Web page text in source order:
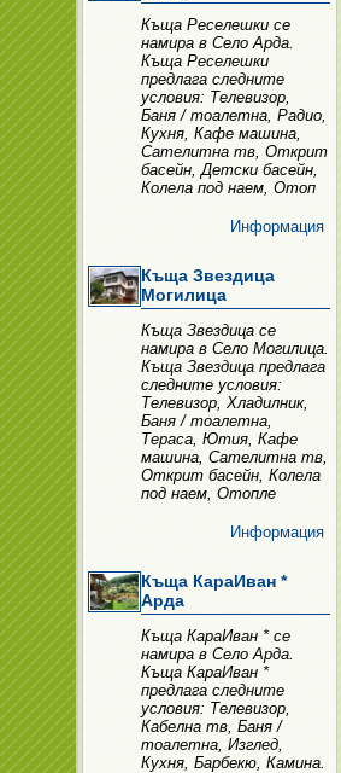
Къща Реселешки се
намира в Село Арда.
Къща Реселешки
предлага следните
условия: Телевизор,
Баня / тоалетна, Радио,
Кухня, Кафе машина,
Сателитна тв, Открит
басейн, Детски басейн,
Колела под наем, Отоп
Информация
Къща Звездица
Могилица
Къща Звездица се
намира в Село Могилица.
Къща Звездица предлага
следните условия:
Телевизор, Хладилник,
Баня / тоалетна,
Тераса, Ютия, Кафе
машина, Сателитна тв,
Открит басейн, Колела
под наем, Отопле
Информация
Къща КараИван *
Арда
Къща КараИван * се
намира в Село Арда.
Къща КараИван *
предлага следните
условия: Телевизор,
Кабелна тв, Баня /
тоалетна, Изглед,
Кухня, Барбекю, Камина.